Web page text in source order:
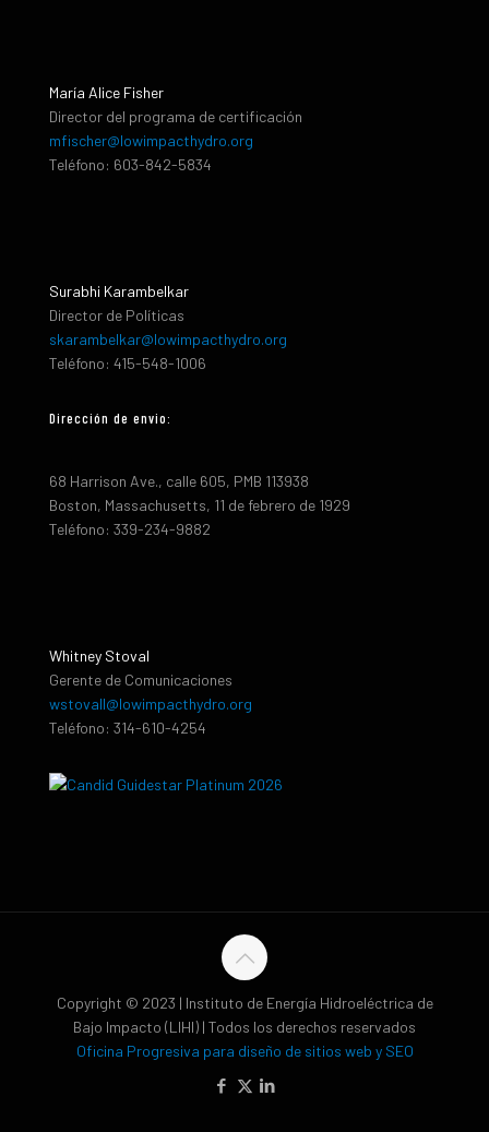
María Alice Fisher
Director del programa de certificación
mfischer@lowimpacthydro.org
Teléfono: 603-842-5834
Surabhi Karambelkar
Director de Políticas
skarambelkar@lowimpacthydro.org
Teléfono: 415-548-1006
Dirección de envio:
68 Harrison Ave., calle 605, PMB 113938
Boston, Massachusetts, 11 de febrero de 1929
Teléfono: 339-234-9882
Whitney Stoval
Gerente de Comunicaciones
wstovall@lowimpacthydro.org
Teléfono: 314-610-4254
Copyright © 2023 | Instituto de Energía Hidroeléctrica de
Bajo Impacto (LIHI) | Todos los derechos reservados
Oficina Progresiva para diseño de sitios web y SEO